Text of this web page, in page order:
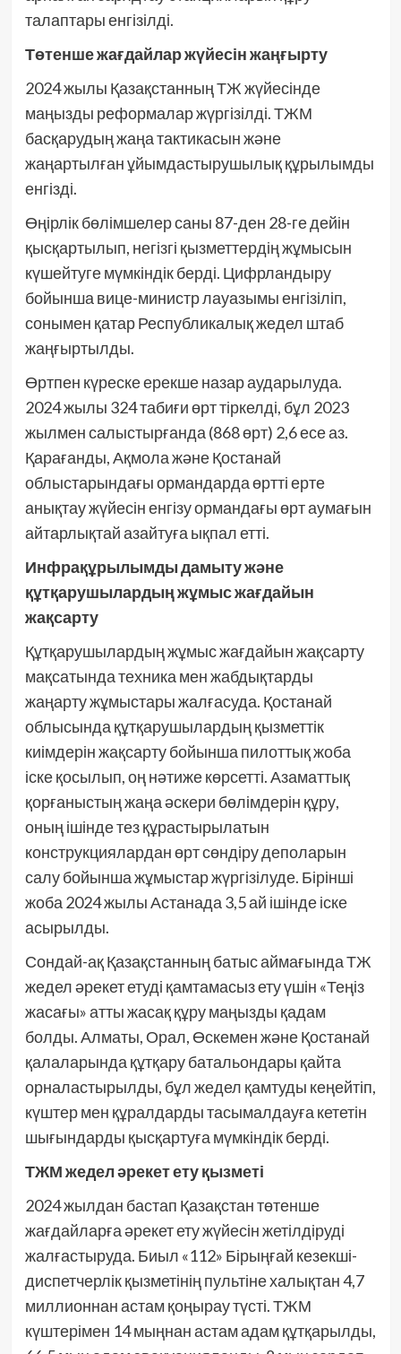
талаптары енгізілді.
Төтенше жағдайлар жүйесін жаңғырту
2024 жылы Қазақстанның ТЖ жүйесінде
маңызды реформалар жүргізілді. ТЖМ
басқарудың жаңа тактикасын және
жаңартылған ұйымдастырушылық құрылымды
енгізді.
Өңірлік бөлімшелер саны 87-ден 28-ге дейін
қысқартылып, негізгі қызметтердің жұмысын
күшейтуге мүмкіндік берді. Цифрландыру
бойынша вице-министр лауазымы енгізіліп,
сонымен қатар Республикалық жедел штаб
жаңғыртылды.
Өртпен күреске ерекше назар аударылуда.
2024 жылы 324 табиғи өрт тіркелді, бұл 2023
жылмен салыстырғанда (868 өрт) 2,6 есе аз.
Қарағанды, Ақмола және Қостанай
облыстарындағы ормандарда өртті ерте
анықтау жүйесін енгізу ормандағы өрт аумағын
айтарлықтай азайтуға ықпал етті.
Инфрақұрылымды дамыту және
құтқарушылардың жұмыс жағдайын
жақсарту
Құтқарушылардың жұмыс жағдайын жақсарту
мақсатында техника мен жабдықтарды
жаңарту жұмыстары жалғасуда. Қостанай
облысында құтқарушылардың қызметтік
киімдерін жақсарту бойынша пилоттық жоба
іске қосылып, оң нәтиже көрсетті. Азаматтық
қорғаныстың жаңа әскери бөлімдерін құру,
оның ішінде тез құрастырылатын
конструкциялардан өрт сөндіру деполарын
салу бойынша жұмыстар жүргізілуде. Бірінші
жоба 2024 жылы Астанада 3,5 ай ішінде іске
асырылды.
Сондай-ақ Қазақстанның батыс аймағында ТЖ
жедел әрекет етуді қамтамасыз ету үшін «Теңіз
жасағы» атты жасақ құру маңызды қадам
болды. Алматы, Орал, Өскемен және Қостанай
қалаларында құтқару батальондары қайта
орналастырылды, бұл жедел қамтуды кеңейтіп,
күштер мен құралдарды тасымалдауға кететін
шығындарды қысқартуға мүмкіндік берді.
ТЖМ жедел әрекет ету қызметі
2024 жылдан бастап Қазақстан төтенше
жағдайларға әрекет ету жүйесін жетілдіруді
жалғастыруда. Биыл «112» Бірыңғай кезекші-
диспетчерлік қызметінің пультіне халықтан 4,7
миллионнан астам қоңырау түсті. ТЖМ
күштерімен 14 мыңнан астам адам құтқарылды,